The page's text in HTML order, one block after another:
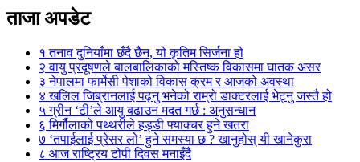
ताजा अपडेट
१ तनाव दुनियाँमा छँदै छैन, यो कृतिम सिर्जना हो
२ वायु प्रदूषणले बालबालिकाको मस्तिष्क विकासमा घातक असर
३ नेपालमा फार्मेसी पेशाको विकास क्रम र आजको अवस्था
४ खलिल जिब्रानलाई पढ्नु भनेको राम्रो डाक्टरलाई भेट्नु जस्तै हो
५ग्रीन ‘टी’ले आयु बढाउन मदत गर्छ : अनुसन्धान
६ मिर्गौलाको पथ्थरीले हड्डी फ्याक्चर हुने खतरा
७ ‘तपाईलाई प्रेसर लो’ हुने समस्या छ ? खानुहोस् यी खानेकुरा
८ आज राष्ट्रिय टोपी दिवस मनाइँदै